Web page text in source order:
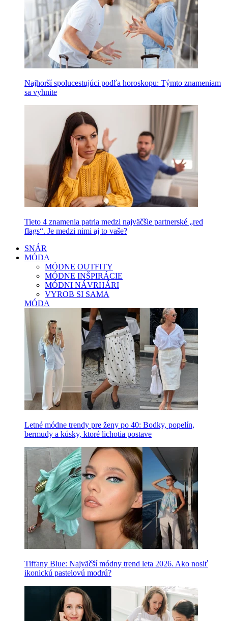
Najhorší spolucestujúci podľa horoskopu: Týmto znameniam
sa vyhnite
Tieto 4 znamenia patria medzi najväčšie partnerské „red
flags“. Je medzi nimi aj to vaše?
SNÁR
MÓDA
MÓDNE OUTFITY
MÓDNE INŠPIRÁCIE
MÓDNI NÁVRHÁRI
VYROB SI SAMA
MÓDA
Letné módne trendy pre ženy po 40: Bodky, popelín,
bermudy a kúsky, ktoré lichotia postave
Tiffany Blue: Najväčší módny trend leta 2026. Ako nosiť
ikonickú pastelovú modrú?